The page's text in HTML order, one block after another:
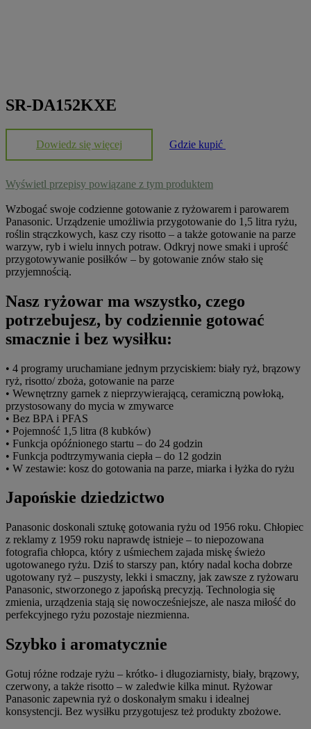
SR-DA152KXE
Gdzie kupić
Dowiedz się więcej
Wyświetl przepisy powiązane z tym produktem
Wzbogać swoje codzienne gotowanie z ryżowarem i parowarem
Panasonic. Urządzenie umożliwia przygotowanie do 1,5 litra ryżu,
roślin strączkowych, kasz czy risotto – a także gotowanie na parze
warzyw, ryb i wielu innych potraw. Odkryj nowe smaki i uprość
przygotowywanie posiłków – by gotowanie znów stało się
przyjemnością.
Nasz ryżowar ma wszystko, czego
potrzebujesz, by codziennie gotować
smacznie i bez wysiłku:
• 4 programy uruchamiane jednym przyciskiem: biały ryż, brązowy
ryż, risotto/ zboża, gotowanie na parze
• Wewnętrzny garnek z nieprzywierającą, ceramiczną powłoką,
przystosowany do mycia w zmywarce
• Bez BPA i PFAS
• Pojemność 1,5 litra (8 kubków)
• Funkcja opóźnionego startu – do 24 godzin
• Funkcja podtrzymywania ciepła – do 12 godzin
• W zestawie: kosz do gotowania na parze, miarka i łyżka do ryżu
Japońskie dziedzictwo
Panasonic doskonali sztukę gotowania ryżu od 1956 roku. Chłopiec
z reklamy z 1959 roku naprawdę istnieje – to niepozowana
fotografia chłopca, który z uśmiechem zajada miskę świeżo
ugotowanego ryżu. Dziś to starszy pan, który nadal kocha dobrze
ugotowany ryż – puszysty, lekki i smaczny, jak zawsze z ryżowaru
Panasonic, stworzonego z japońską precyzją. Technologia się
zmienia, urządzenia stają się nowocześniejsze, ale nasza miłość do
perfekcyjnego ryżu pozostaje niezmienna.
Szybko i aromatycznie
Gotuj różne rodzaje ryżu – krótko- i długoziarnisty, biały, brązowy,
czerwony, a także risotto – w zaledwie kilka minut. Ryżowar
Panasonic zapewnia ryż o doskonałym smaku i idealnej
konsystencji. Bez wysiłku przygotujesz też produkty zbożowe.